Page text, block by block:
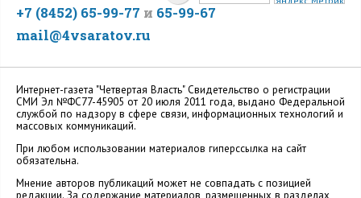
+7 (8452) 65-99-77 и 65-99-67
mail@4vsaratov.ru
Интернет-газета "Четвертая Власть" Cвидетельство о регистрации
СМИ Эл №ФС77-45905 от 20 июля 2011 года, выдано Федеральной
службой по надзору в сфере связи, информационных технологий и
массовых коммуникаций.
При любом использовании материалов гиперссылка на сайт
обязательна.
Мнение авторов публикаций может не совпадать с позицией